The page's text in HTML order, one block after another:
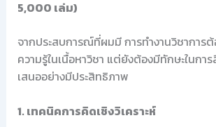
5,000 เล่ม)
จากประสบการณ์ที่ผมมี การทำงานวิชาการต้
ความรู้ในเนื้อหาวิชา แต่ยังต้องมีทักษะในการ
เสนออย่างมีประสิทธิภาพ
1. เทคนิคการคิดเชิงวิเคราะห์